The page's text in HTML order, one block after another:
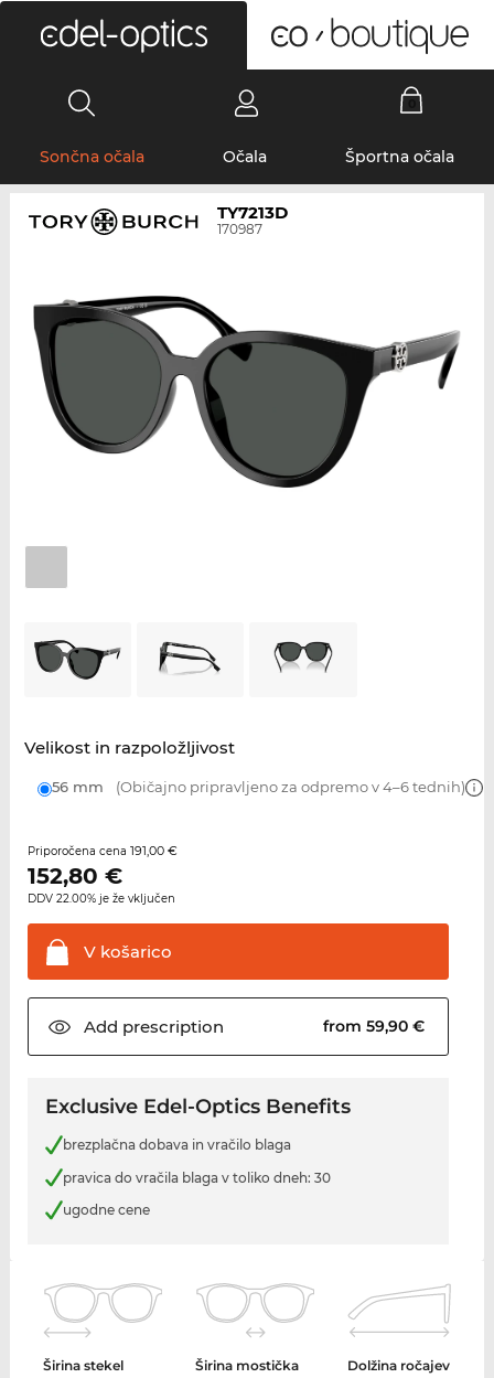
Sončna očala Očala Športna očala
TY7213D
170987
Velikost in razpoložljivost
56 mm (Običajno pripravljeno za odpremo v 4–6 tednih)
Priporočena cena 191,00 €
152,80 €
DDV 22.00% je že vključen
Vkošarico
Add prescription from 59,90 €
Exclusive Edel-Optics Benefits
brezplačna dobava in vračilo blaga
pravica do vračila blaga v toliko dneh: 30
ugodne cene
Širina stekel
Širina mostička
Dolžina ročajev